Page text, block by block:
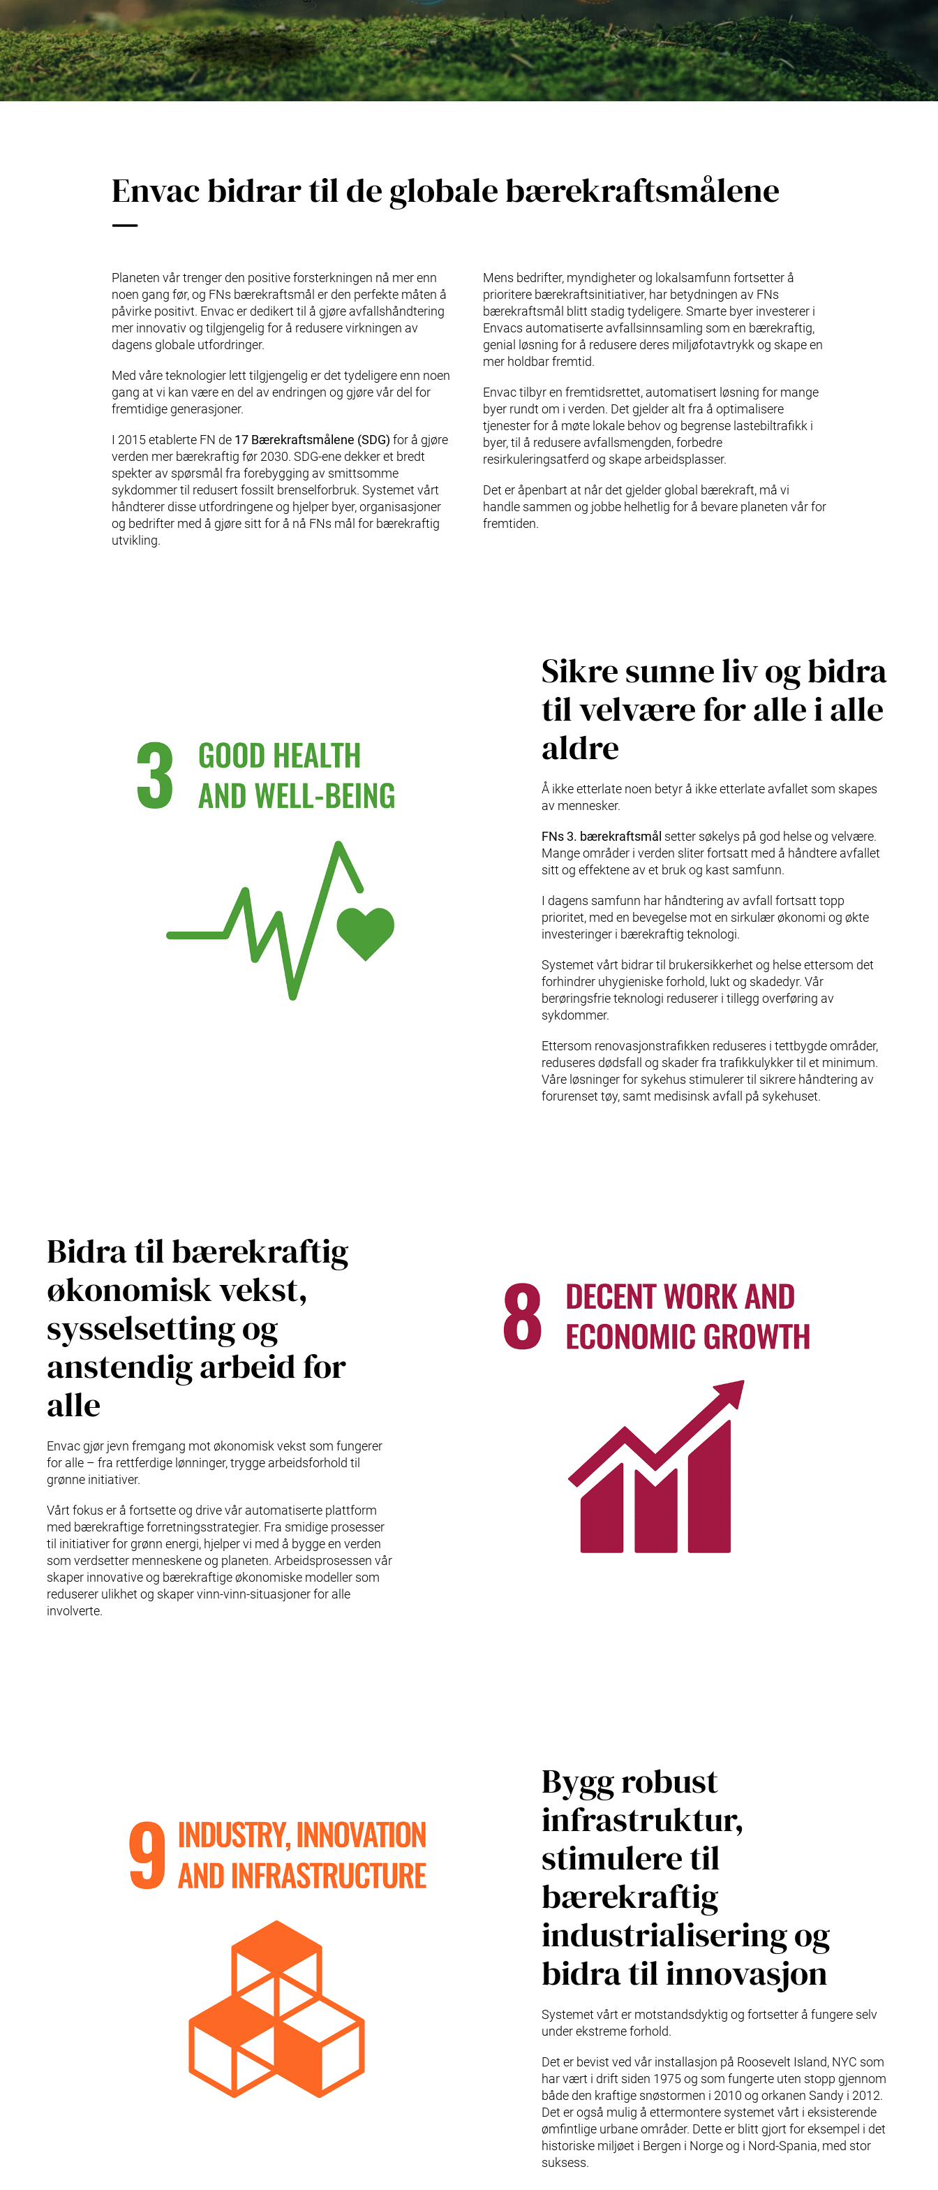
EAP – styresystem
Avfallsfraksjoner
R&D
Service & Vedlikehold
Oppgradering & Modernisering
Serviceavtaler
Envac bidrar til de globale bærekraftsmålene
Planeten vår trenger den positive forsterkningen nå mer enn
noen gang før, og FNs bærekraftsmål er den perfekte måten å
påvirke positivt. Envac er dedikert til å gjøre avfallshåndtering
mer innovativ og tilgjengelig for å redusere virkningen av
dagens globale utfordringer.
Med våre teknologier lett tilgjengelig er det tydeligere enn noen
gang at vi kan være en del av endringen og gjøre vår del for
fremtidige generasjoner.
I 2015 etablerte FN de 17 Bærekraftsmålene (SDG) for å gjøre
verden mer bærekraftig før 2030. SDG-ene dekker et bredt
spekter av spørsmål fra forebygging av smittsomme
sykdommer til redusert fossilt brenselforbruk. Systemet vårt
håndterer disse utfordringene og hjelper byer, organisasjoner
og bedrifter med å gjøre sitt for å nå FNs mål for bærekraftig
utvikling.
Mens bedrifter, myndigheter og lokalsamfunn fortsetter å
prioritere bærekraftsinitiativer, har betydningen av FNs
bærekraftsmål blitt stadig tydeligere. Smarte byer investerer i
Envacs automatiserte avfallsinnsamling som en bærekraftig,
genial løsning for å redusere deres miljøfotavtrykk og skape en
mer holdbar fremtid.
Envac tilbyr en fremtidsrettet, automatisert løsning for mange
byer rundt om i verden. Det gjelder alt fra å optimalisere
tjenester for å møte lokale behov og begrense lastebiltrafikk i
byer, til å redusere avfallsmengden, forbedre
resirkuleringsatferd og skape arbeidsplasser.
Det er åpenbart at når det gjelder global bærekraft, må vi
handle sammen og jobbe helhetlig for å bevare planeten vår for
fremtiden.
Sikre sunne liv og bidra
til velvære for alle i alle
aldre
Å ikke etterlate noen betyr å ikke etterlate avfallet som skapes
av mennesker.
FNs 3. bærekraftsmål setter søkelys på god helse og velvære.
Mange områder i verden sliter fortsatt med å håndtere avfallet
sitt og effektene av et bruk og kast samfunn.
I dagens samfunn har håndtering av avfall fortsatt topp
prioritet, med en bevegelse mot en sirkulær økonomi og økte
investeringer i bærekraftig teknologi.
Systemet vårt bidrar til brukersikkerhet og helse ettersom det
forhindrer uhygieniske forhold, lukt og skadedyr. Vår
berøringsfrie teknologi reduserer i tillegg overføring av
sykdommer.
Ettersom renovasjonstrafikken reduseres i tettbygde områder,
reduseres dødsfall og skader fra trafikkulykker til et minimum.
Våre løsninger for sykehus stimulerer til sikrere håndtering av
forurenset tøy, samt medisinsk avfall på sykehuset.
Bidra til bærekraftig
økonomisk vekst,
sysselsetting og
anstendig arbeid for
alle
Envac gjør jevn fremgang mot økonomisk vekst som fungerer
for alle – fra rettferdige lønninger, trygge arbeidsforhold til
grønne initiativer.
Vårt fokus er å fortsette og drive vår automatiserte plattform
med bærekraftige forretningsstrategier. Fra smidige prosesser
til initiativer for grønn energi, hjelper vi med å bygge en verden
som verdsetter menneskene og planeten. Arbeidsprosessen vår
skaper innovative og bærekraftige økonomiske modeller som
reduserer ulikhet og skaper vinn-vinn-situasjoner for alle
involverte.
Bygg robust
infrastruktur,
stimulere til
bærekraftig
industrialisering og
bidra til innovasjon
Systemet vårt er motstandsdyktig og fortsetter å fungere selv
under ekstreme forhold.
Det er bevist ved vår installasjon på Roosevelt Island, NYC som
har vært i drift siden 1975 og som fungerte uten stopp gjennom
både den kraftige snøstormen i 2010 og orkanen Sandy i 2012.
Det er også mulig å ettermontere systemet vårt i eksisterende
ømfintlige urbane områder. Dette er blitt gjort for eksempel i det
historiske miljøet i Bergen i Norge og i Nord-Spania, med stor
suksess.